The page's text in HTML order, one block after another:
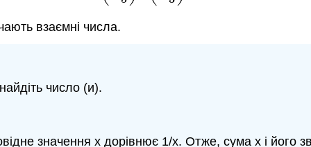
взаємні числа.
число (и).
значення x дорівнює 1/x. Отже, сума x і його